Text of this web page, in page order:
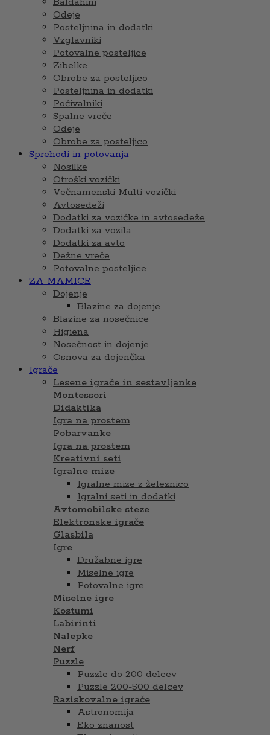
Odeje
Posteljnina in dodatki
Vzglavniki
Potovalne posteljice
Zibelke
Obrobe za posteljico
Posteljnina in dodatki
Počivalniki
Spalne vreče
Odeje
Obrobe za posteljico
Sprehodi in potovanja
Nosilke
Otroški vozički
Večnamenski Multi vozički
Avtosedeži
Dodatki za vozičke in avtosedeže
Dodatki za vozila
Dodatki za avto
Dežne vreče
Potovalne posteljice
ZA MAMICE
Dojenje
Blazine za dojenje
Blazine za nosečnice
Higiena
Nosečnost in dojenje
Osnova za dojenčka
Igrače
Lesene igrače in sestavljanke
Montessori
Didaktika
Igra na prostem
Pobarvanke
Igra na prostem
Kreativni seti
Igralne mize
Igralne mize z železnico
Igralni seti in dodatki
Avtomobilske steze
Elektronske igrače
Glasbila
Igre
Družabne igre
Miselne igre
Potovalne igre
Miselne igre
Kostumi
Labirinti
Nalepke
Nerf
Puzzle
Puzzle do 200 delcev
Puzzle 200-500 delcev
Raziskovalne igrače
Astronomija
Eko znanost